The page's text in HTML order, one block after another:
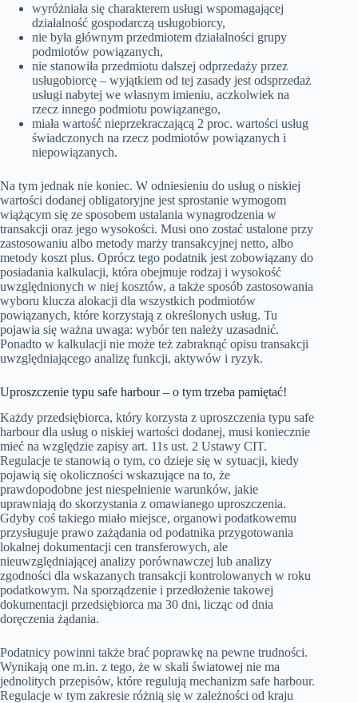
wyróżniała się charakterem usługi wspomagającej
działalność gospodarczą usługobiorcy,
nie była głównym przedmiotem działalności grupy
podmiotów powiązanych,
nie stanowiła przedmiotu dalszej odprzedaży przez
usługobiorcę – wyjątkiem od tej zasady jest odsprzedaż
usługi nabytej we własnym imieniu, aczkolwiek na
rzecz innego podmiotu powiązanego,
miała wartość nieprzekraczającą 2 proc. wartości usług
świadczonych na rzecz podmiotów powiązanych i
niepowiązanych.
Na tym jednak nie koniec. W odniesieniu do usług o niskiej
wartości dodanej obligatoryjne jest sprostanie wymogom
wiążącym się ze sposobem ustalania wynagrodzenia w
transakcji oraz jego wysokości. Musi ono zostać ustalone przy
zastosowaniu albo metody marży transakcyjnej netto, albo
metody koszt plus. Oprócz tego podatnik jest zobowiązany do
posiadania kalkulacji, która obejmuje rodzaj i wysokość
uwzględnionych w niej kosztów, a także sposób zastosowania
wyboru klucza alokacji dla wszystkich podmiotów
powiązanych, które korzystają z określonych usług. Tu
pojawia się ważna uwaga: wybór ten należy uzasadnić.
Ponadto w kalkulacji nie może też zabraknąć opisu transakcji
uwzględniającego analizę funkcji, aktywów i ryzyk.
Uproszczenie typu safe harbour – o tym trzeba pamiętać!
Każdy przedsiębiorca, który korzysta z uproszczenia typu safe
harbour dla usług o niskiej wartości dodanej, musi koniecznie
mieć na względzie zapisy art. 11s ust. 2 Ustawy CIT.
Regulacje te stanowią o tym, co dzieje się w sytuacji, kiedy
pojawią się okoliczności wskazujące na to, że
prawdopodobne jest niespełnienie warunków, jakie
uprawniają do skorzystania z omawianego uproszczenia.
Gdyby coś takiego miało miejsce, organowi podatkowemu
przysługuje prawo zażądania od podatnika przygotowania
lokalnej dokumentacji cen transferowych, ale
nieuwzględniającej analizy porównawczej lub analizy
zgodności dla wskazanych transakcji kontrolowanych w roku
podatkowym. Na sporządzenie i przedłożenie takowej
dokumentacji przedsiębiorca ma 30 dni, licząc od dnia
doręczenia żądania.
Podatnicy powinni także brać poprawkę na pewne trudności.
Wynikają one m.in. z tego, że w skali światowej nie ma
jednolitych przepisów, które regulują mechanizm safe harbour.
Regulacje w tym zakresie różnią się w zależności od kraju